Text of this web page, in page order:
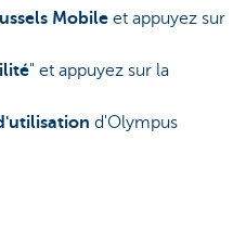
Mobile et appuyez sur
" et appuyez sur la
d'Olympus